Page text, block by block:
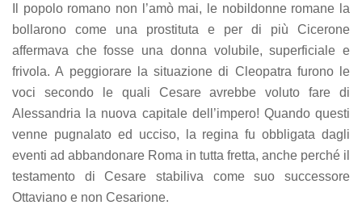
Il popolo romano non l’amò mai, le nobildonne romane la
bollarono come una prostituta e per di più Cicerone
affermava che fosse una donna volubile, superficiale e
frivola. A peggiorare la situazione di Cleopatra furono le
voci secondo le quali Cesare avrebbe voluto fare di
Alessandria la nuova capitale dell’impero! Quando questi
venne pugnalato ed ucciso, la regina fu obbligata dagli
eventi ad abbandonare Roma in tutta fretta, anche perché il
testamento di Cesare stabiliva come suo successore
Ottaviano e non Cesarione.